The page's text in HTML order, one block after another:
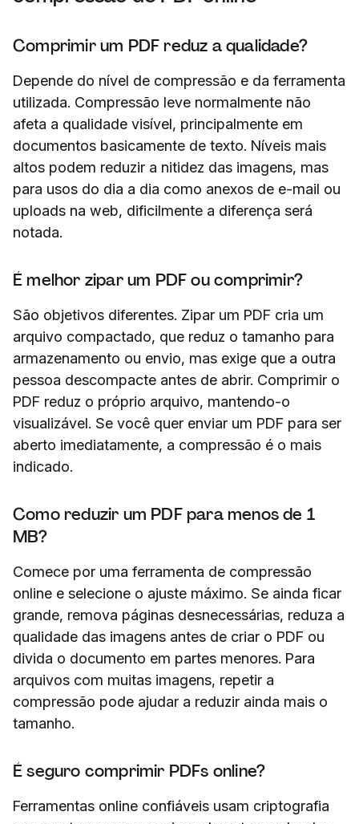
Comprimir um PDF reduz a qualidade?
Depende do nível de compressão e da ferramenta
utilizada. Compressão leve normalmente não
afeta a qualidade visível, principalmente em
documentos basicamente de texto. Níveis mais
altos podem reduzir a nitidez das imagens, mas
para usos do dia a dia como anexos de e-mail ou
uploads na web, dificilmente a diferença será
notada.
É melhor zipar um PDF ou comprimir?
São objetivos diferentes. Zipar um PDF cria um
arquivo compactado, que reduz o tamanho para
armazenamento ou envio, mas exige que a outra
pessoa descompacte antes de abrir. Comprimir o
PDF reduz o próprio arquivo, mantendo-o
visualizável. Se você quer enviar um PDF para ser
aberto imediatamente, a compressão é o mais
indicado.
Como reduzir um PDF para menos de 1
MB?
Comece por uma ferramenta de compressão
online e selecione o ajuste máximo. Se ainda ficar
grande, remova páginas desnecessárias, reduza a
qualidade das imagens antes de criar o PDF ou
divida o documento em partes menores. Para
arquivos com muitas imagens, repetir a
compressão pode ajudar a reduzir ainda mais o
tamanho.
É seguro comprimir PDFs online?
Ferramentas online confiáveis usam criptografia